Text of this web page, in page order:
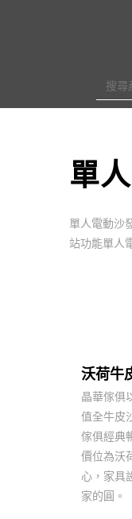
for:
單
單人電動沙
站功能單人
沃荷牛
晶華傢俱
值全牛皮
傢俱經典
價位為沃
心，家具
家的圓。